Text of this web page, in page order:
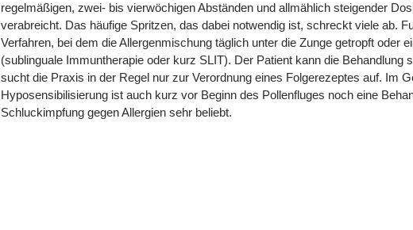
regelmäßigen, zwei- bis vierwöchigen Abständen und allmählich steigender
verabreicht. Das häufige Spritzen, das dabei notwendig ist, schreckt viele ab.
Verfahren, bei dem die Allergenmischung täglich unter die Zunge getropft oder
(sublinguale Immuntherapie oder kurz SLIT). Der Patient kann die Behandlung
sucht die Praxis in der Regel nur zur Verordnung eines Folgerezeptes auf. Im
Hyposensibilisierung ist auch kurz vor Beginn des Pollenfluges noch eine
Schluckimpfung gegen Allergien sehr beliebt.